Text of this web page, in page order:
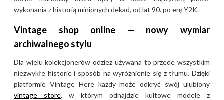
wykonania z historią minionych dekad, od lat 90. po erę Y2K.
Vintage shop online — nowy wymiar
archiwalnego stylu
Dla wielu kolekcjonerów odzież używana to przede wszystkim
niezwykłe historie i sposób na wyróżnienie się z tłumu. Dzięki
platformie Vintage Here każdy może odkryć swój ulubiony
vintage store, w którym odnajdzie kultowe modele z